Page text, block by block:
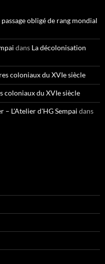
obligé de rang mondial
dans La décolonisation
coloniaux du XVIe siècle
coloniaux du XVIe siècle
– L'Atelier d'HG Sempai dans